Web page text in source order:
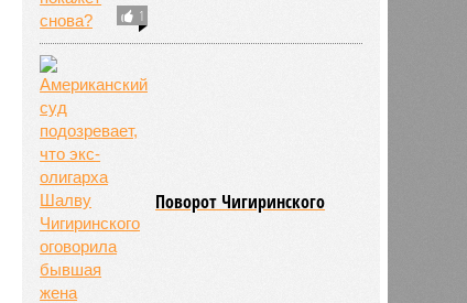
1
Поворот Чигиринского